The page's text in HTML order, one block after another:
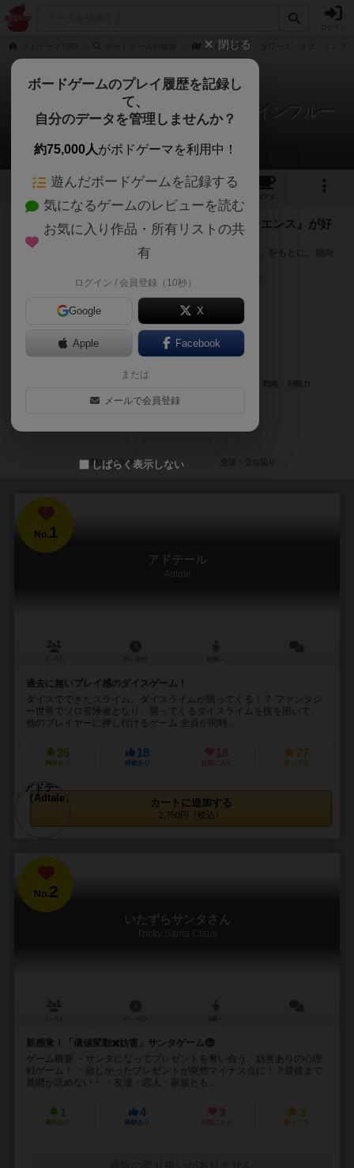
パトリシアン：タワーズ・オブ・インフ
パトリシアン：タワーズ・オブ・インフルー
エンス
次のおすすめボードゲーム
1
カフェ
『パトリシアン：タワーズ・オブ・インフルーエンス』が好
きな方へのおすすめ
このゲームのトップページで投票された「プレイ感の評価」をもとに、傾向
※リストには一定の投票数がある作品のみを表示しています
No.1
アドテール
Adtale
過去に無いプレイ感のダイスゲーム！
ダイスでできたスライム、ダイスライムが襲ってくる！？ ファンタジ
ー世界でソロ冒険者となり、襲ってくるダイスライムを技を用いて、
他のプレイヤーに押し付けるゲーム 全員が同時...
25
興味あり
18
経験あり
18
お気に入り
27
持ってる
カートに追加する
2,750円（税込）
No.2
いたずらサンタさん
Tricky Santa Claus
新感覚！「価値変動✖️妨害」サンタゲーム🤶
ゲーム概要 ・サンタになってプレゼントを奪い合う、妨害ありの心理
戦ゲーム！ ・欲しかったプレゼントが突然マイナス点に！？最後まで
展開が読めない！ ・友達・恋人・家族とも...
1
興味あり
4
経験あり
3
お気に入り
3
持ってる
閉じる
ボードゲームのプレイ履歴を記録し
て、
自分のデータを管理しませんか？
約75,000人がボドゲーマを利用中！
遊んだボードゲームを記録する
気になるゲームのレビューを読む
お気に入り作品・所有リストの共
有
ログイン / 会員登録（10秒）
Google X
Apple Facebook
または
メールで会員登録
しばらく表示しない